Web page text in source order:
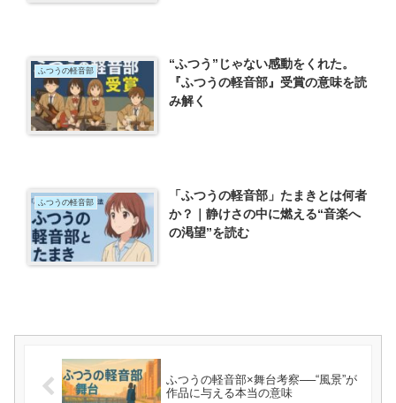
ふつうの軽音部
“ふつう”じゃない感動をくれた。
『ふつうの軽音部』受賞の意味を読
み解く
ふつうの軽音部
「ふつうの軽音部」たまきとは何者
か？｜静けさの中に燃える“音楽へ
の渇望”を読む
ふつうの軽音部×舞台考察──“風景”が
作品に与える本当の意味